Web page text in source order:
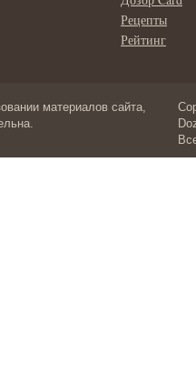
Рецепты
Рейтинг
материалов сайта,